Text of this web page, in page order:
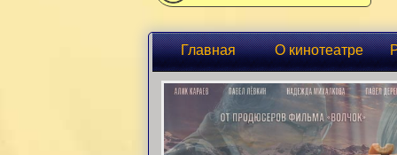
Главная О кинотеатре